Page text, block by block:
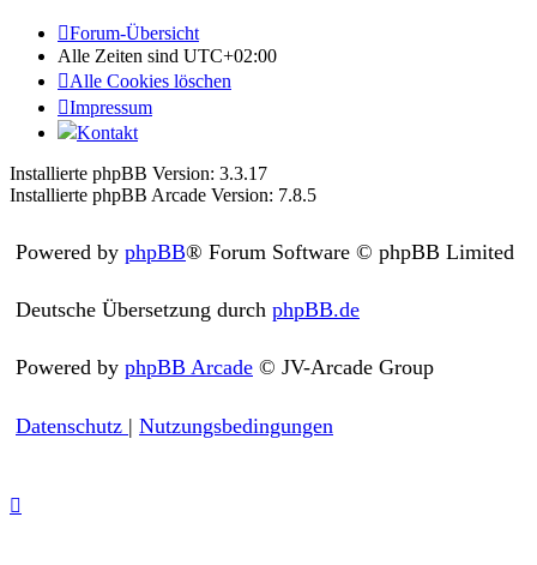
Forum-Übersicht
Alle Zeiten sind UTC+02:00
Alle Cookies löschen
Impressum
Kontakt
Installierte phpBB Version: 3.3.17
Installierte phpBB Arcade Version: 7.8.5
Powered by phpBB® Forum Software © phpBB Limited
Deutsche Übersetzung durch phpBB.de
Powered by phpBB Arcade © JV-Arcade Group
Datenschutz | Nutzungsbedingungen